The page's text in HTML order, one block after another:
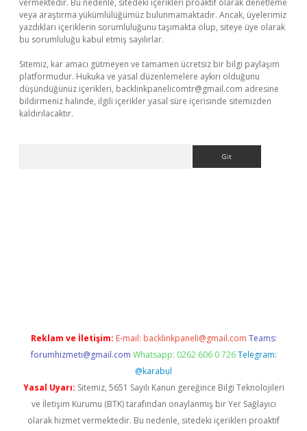
vermektedir. Bu nedenle, sitedeki içerikleri proaktif olarak denetleme
veya araştırma yükümlülüğümüz bulunmamaktadır. Ancak, üyelerimiz
yazdıkları içeriklerin sorumluluğunu taşımakta olup, siteye üye olarak
bu sorumluluğu kabul etmiş sayılırlar.
Sitemiz, kar amacı gütmeyen ve tamamen ücretsiz bir bilgi paylaşım
platformudur. Hukuka ve yasal düzenlemelere aykırı olduğunu
düşündüğünüz içerikleri, backlinkpanelicomtr@gmail.com adresine
bildirmeniz halinde, ilgili içerikler yasal süre içerisinde sitemizden
kaldırılacaktır.
Reklam ve İletişim: E-mail: backlinkpaneli@gmail.com Teams:
forumhizmeti@gmail.com Whatsapp: 0262 606 0 726 Telegram:
@karabul
Yasal Uyarı: Sitemiz, 5651 Sayılı Kanun gereğince Bilgi Teknolojileri
ve İletişim Kurumu (BTK) tarafından onaylanmış bir Yer Sağlayıcı
olarak hizmet vermektedir. Bu nedenle, sitedeki içerikleri proaktif